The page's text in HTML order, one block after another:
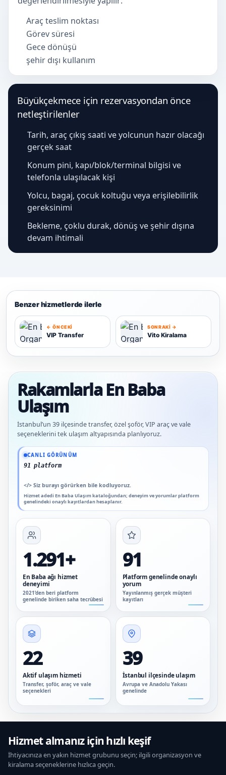
Araç teslim noktası
Görev süresi
Gece dönüşü
şehir dışı kullanım
Büyükçekmece için rezervasyondan önce
netleştirilenler
Tarih, araç çıkış saati ve yolcunun hazır olacağı
gerçek saat
Konum pini, kapı/blok/terminal bilgisi ve
telefonla ulaşılacak kişi
Yolcu, bagaj, çocuk koltuğu veya erişilebilirlik
gereksinimi
Bekleme, çoklu durak, dönüş ve şehir dışına
devam ihtimali
Benzer hizmetlerde ilerle
← ÖNCEKI
VIP Transfer
SONRAKI →
Vito Kiralama
Rakamlarla En Baba
Ulaşım
İstanbul’un 39 ilçesinde transfer, özel şoför, VIP araç ve vale
seçeneklerini tek ulaşım altyapısında planlıyoruz.
CANLI GÖRÜNÜM
91 platform genelinde onaylı yorum
</> Siz burayı görürken bile kodluyoruz.
Hizmet adedi En Baba Ulaşım kataloğundan; deneyim ve yorumlar platform
genelindeki onaylı kayıtlardan hesaplanır.
Güncel veriler: 1.291+ En Baba ağı hizmet deneyimi; 91 platform genelinde
1.291+
En Baba ağı hizmet
deneyimi
2021’den beri platform
genelinde biriken saha tecrübesi
91
Platform genelinde onaylı
yorum
Yayınlanmış gerçek müşteri
kayıtları
22
Aktif ulaşım hizmeti
Transfer, şoför, araç ve vale
seçenekleri
39
İstanbul ilçesinde ulaşım
Avrupa ve Anadolu Yakası
genelinde
Hizmet almanız için hızlı keşif
İhtiyacınıza en yakın hizmet grubunu seçin; ilgili organizasyon ve
kiralama seçeneklerine hızlıca geçin.